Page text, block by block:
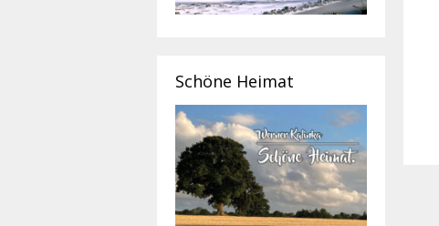
Schöne Heimat